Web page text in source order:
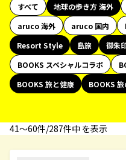
すべて 地球の歩き方 海外
aruco 海外
aruco 国内
Resort Style
島旅 御朱
BOOKS スペシャルコラボ
BOOKS 旅と健康
BOOKS
41〜60件/287件中 を表示